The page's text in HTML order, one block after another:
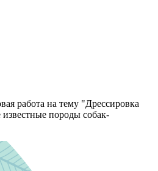
работа на тему "Дрессировка
породы собак-